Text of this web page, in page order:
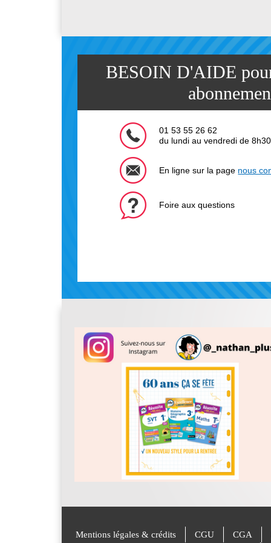
BESOIN D'AIDE
01 53 55 26 62
du lundi au vendredi de
En ligne sur la page nous
Foire aux questions
Mentions légales & crédits CGU CGA